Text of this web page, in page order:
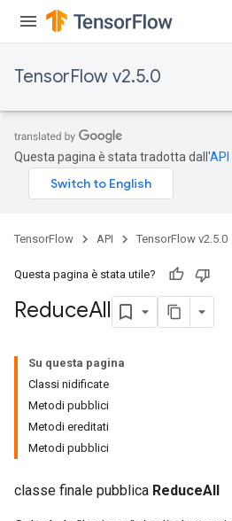
TensorFlow v2.5.0
Questa pagina è stata tradotta dall'API
TensorFlow API TensorFlow v2.5.0
Questa pagina è stata utile?
ReduceAll
Su questa pagina
Classi nidificate
Metodi pubblici
Metodi ereditati
Metodi pubblici
classe finale pubblica ReduceAll